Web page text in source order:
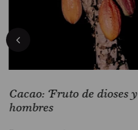
Cacao: Fruto de dioses y
hombres